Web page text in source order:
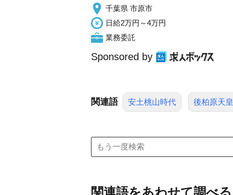
千葉県 市原市
日給2万円～4万円
業務委託
Sponsored by
関連語 安土桃山時代 後柏原天皇
関連語をあわせて調べる